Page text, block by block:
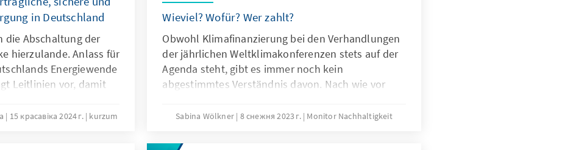
in Deutschland
die Abschaltung der
hierzulande. Anlass für
Energiewende
Leitlinien vor, damit
15 красавіка 2024 г. kurzum
Wieviel? Wofür? Wer zahlt?
Obwohl Klimafinanzierung bei den Verhandlungen
der jährlichen Weltklimakonferenzen stets auf der
Agenda steht, gibt es immer noch kein
abgestimmtes Verständnis davon. Nach wie vor
Engagement im Globalen Süden und mit den
Korruption zu. Die Wirksamkeit von
Sabina Wölkner 8 снежня 2023 г. Monitor Nachhaltigkeit